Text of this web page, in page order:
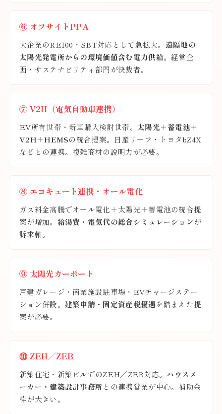
⑥ オフサイトPPA
大企業のRE100・SBT対応として急拡大。 遠隔地の
太陽光発電所からの環境価値含む電力供給。経営企
画・サステナビリティ部門が決裁者。
⑦ V2H（電気自動車連携）
EV所有世帯・新車購入検討世帯。 太陽光＋蓄電池＋
V2H＋HEMSの統合提案。日産リーフ・トヨタbZ4X
などとの連携。複雑商材の説明力が必要。
⑧ エコキュート連携・オール電化
ガス料金高騰でオール電化＋太陽光＋蓄電池の統合提
案が増加。 給湯費・電気代の総合シミュレーションが
訴求軸。
⑨ 太陽光カーポート
戸建ガレージ・商業施設駐車場・EVチャージステー
ション併設。 建築申請・固定資産税優遇を踏まえた提
案が必要。
⑩ ZEH／ZEB
新築住宅・新築ビルでのZEH／ZEB対応。ハウスメ
ーカー・建築設計事務所 との連携営業が中心。補助金
枠が大きい。